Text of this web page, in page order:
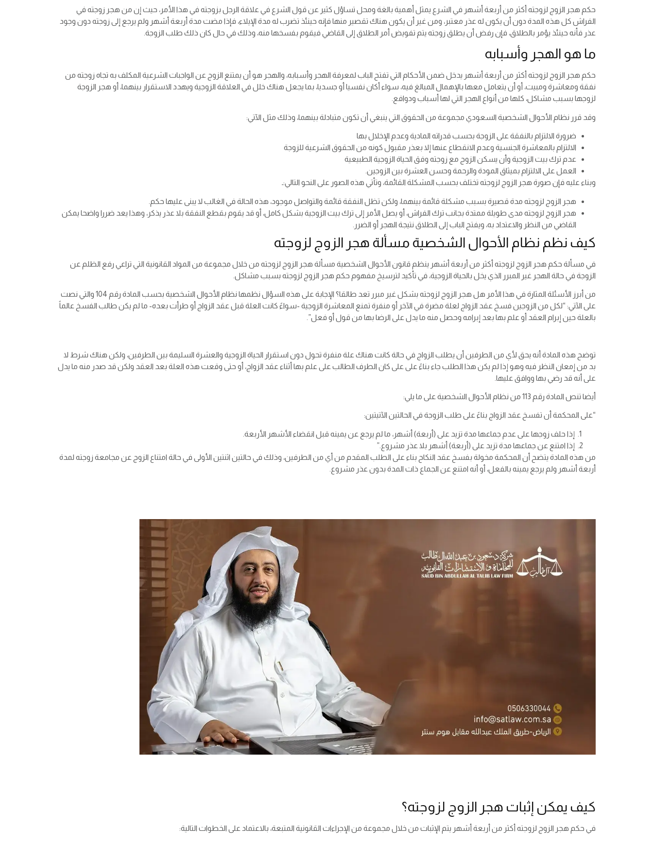
حكم هجر الزوج لزوجته أكثر من أربعة أشهر في الشرع يمثل أهمية بالغة ومحل تساؤل كثير عن قول الشرع في علاقة الرجل بزوجته في هذا الأمر، حيث إن من هجر زوجته في
الفراش كل هذه المدة دون أن يكون له عذر معتبر، ومن غير أن يكون هناك تقصير منها فإنه حينئذ تضرب له مدة الإيلاء، فإذا مضت مدة أربعة أشهر ولم يرجع إلى زوجته دون وجود
عذر فأنه حينئذ يؤمر بالطلاق، فإن رفض أن يطلق زوجته يتم تفويض أمر الطلاق إلى القاضي فيقوم بفسخها منه، وذلك في حال كان ذلك طلب الزوجة.
ما هو الهجر وأسبابه
حكم هجر الزوج لزوجته أكثر من أربعة أشهر يدخل ضمن الأحكام التي تفتح الباب لمعرفة الهجر وأسبابه، والهجر هو أن يمتنع الزوج عن الواجبات الشرعية المكلف به تجاه زوجته من
نفقة ومعاشرة ومبيت، أو أن يتعامل معها بالإهمال المبالغ فيه، سواء أكان نفسيا أو جسديا، بما يجعل هناك خلل في العلاقة الزوجية ويهدد الاستقرار بينهما، أو هجر الزوجة
لزوجها بسبب مشاكل، كلها من أنواع الهجر التي لها أسباب ودوافع.
وقد قرر نظام الأحوال الشخصية السعودي مجموعة من الحقوق التي ينبغي أن تكون متبادلة بينهما، وذلك مثل الآتي:
ضرورة الالتزام بالنفقة على الزوجة بحسب قدراته المادية وعدم الإخلال بها
الالتزام بالمعاشرة الجنسية وعدم الانقطاع عنها إلا بعذر مقبول كونه من الحقوق الشرعية للزوجة
عدم ترك بيت الزوجية وأن يسكن الزوج مع زوجته وفق الحياة الزوجية الطبيعية
العمل على الالتزام بميثاق المودة والرحمة وحسن العشرة بين الزوجين.
وبناء عليه فإن صورة هجر الزوج لزوجته تختلف بحسب المشكلة القائمة، وتأتي هذه الصور على النحو التالي:ـ
هجر الزوج لزوجته مدة قصيرة بسبب مشكلة قائمة بينهما، ولكن تظل النفقة قائمة والتواصل موجود، هذه الحالة في الغالب لا يبنى عليها حكم.
هجر الزوج لزوجته مدى طويلة ممتدة بجانب ترك الفراش، أو يصل الأمر إلى ترك بيت الزوجية بشكل كامل، أو قد يقوم بقطع النفقة بلا عذر يذكر، وهذا يعد ضررا واضحا يمكن
القاضي من النظر والاعتداد به، ويفتح الباب إلى الطلاق نتيجة الهجر أو الضرر.
كيف نظم نظام الأحوال الشخصية مسألة هجر الزوج لزوجته
في مسألة حكم هجر الزوج لزوجته أكثر من أربعة أشهر ينظم قانون الأحوال الشخصية مسألة هجر الزوج لزوجته من خلال مجموعة من المواد القانونية التي تراعي رفع الظلم عن
الزوجة في حالة الهجر غير المبرر الذي يخل بالحياة الزوجية، في تأكيد لترسيخ مفهوم حكم هجر الزوج لزوجته بسبب مشاكل.
من أبرز الأسئلة المثارة في هذا الأمر هل هجر الزوج لزوجته بشكل غير مبرر تعد طالقا؟ الإجابة على هذه السؤال نظمها نظام الأحوال الشخصية بحسب المادة رقم 104 والتي نصت
على الآتي: “لكل من الزوجين فسخ عقد الزواج لعلة مضرة في الآخر أو منفرة تمنع المعاشرة الزوجية -سواءً كانت العلة قبل عقد الزواج أو طرأت بعده- ما لم يكن طالب الفسخ عالماً
بالعلة حين إبرام العقد أو علم بها بعد إبرامه وحصل منه ما يدل على الرضا بها من قول أو فعل”.
توضح هذه المادة أنه يحق لأي من الطرفين أن يطلب الزواج في حالة كانت هناك علة منفرة تحول دون استقرار الحياة الزوجية والعشرة السليمة بين الطرفين، ولكن هناك شرط لا
بد من إمعان النظر فيه وهو إذا لم يكن هذا الطلب جاء بناءً على على كان الطرف الطالب على علم بها أثناء عقد الزواج، أو حتى وقعت هذه العلة بعد العقد ولكن قد صدر منه ما يدل
على أنه قد رضي بها ووافق عليها.
أيضا تنص المادة رقم 113 من نظام الأحوال الشخصية على ما يلي:
“على المحكمة أن تفسخ عقد الزواج بناءً على طلب الزوجة في الحالتين الآتيتين:
إذا حلف زوجها على عدم جماعها مدة تزيد على (أربعة) أشهر، ما لم يرجع عن يمينه قبل انقضاء الأشهر الأربعة.
إذا امتنع عن جماعها مدة تزيد على (أربعة) أشهر بلا عذر مشروع.”
من هذه المادة يتضح أن المحكمة مخولة بفسخ عقد النكاح بناء على الطلب المقدم من أي من الطرفين، وذلك في حالتين اثنتين الأولى في حالة امتناع الزوج عن مجامعة زوجته لمدة
أربعة أشهر ولم يرجع يمينه بالفعل، أو أنه امتنع عن الجماع ذات المدة بدون عذر مشروع.
كيف يمكن إثبات هجر الزوج لزوجته؟
في حكم هجر الزوج لزوجته أكثر من أربعة أشهر يتم الإثبات من خلال مجموعة من الإجراءات القانونية المتبعة، بالاعتماد على الخطوات التالية: